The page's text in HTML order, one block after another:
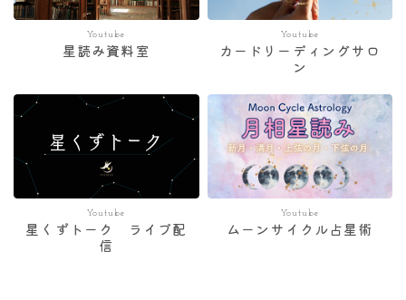
Youtube
星読み資料室
Youtube
カードリーディングサロ
ン
Youtube
星くずトーク ライブ配
信
Youtube
ムーンサイクル占星術